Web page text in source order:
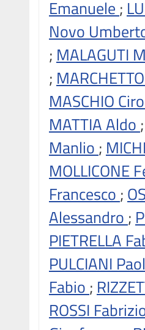
Emanuele ;
Novo
; MALAGUTI
;
MASCHIO
MATTIA Aldo
Manlio ;
MOLLICONE
Francesco ;
Alessandro ;
PIETRELLA
PULCIANI
Fabio ;
ROSSI